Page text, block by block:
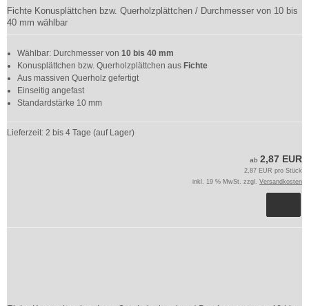
Fichte Konusplättchen bzw. Querholzplättchen / Durchmesser von 10 bis
40 mm wählbar
Wählbar: Durchmesser von 10 bis 40 mm
Konusplättchen bzw. Querholzplättchen aus Fichte
Aus massiven Querholz gefertigt
Einseitig angefast
Standardstärke 10 mm
Lieferzeit: 2 bis 4 Tage (auf Lager)
ab 2,87 EUR
2,87 EUR pro Stück
inkl. 19 % MwSt. zzgl. Versandkosten